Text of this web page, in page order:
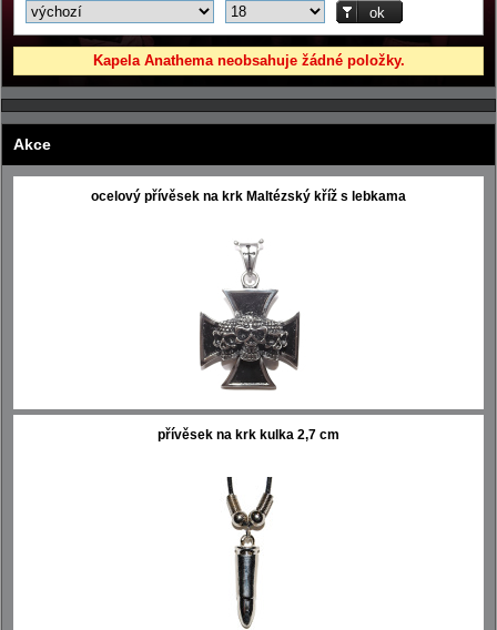
Kapela Anathema neobsahuje žádné položky.
Akce
ocelový přívěsek na krk Maltézský kříž s lebkama
přívěsek na krk kulka 2,7 cm